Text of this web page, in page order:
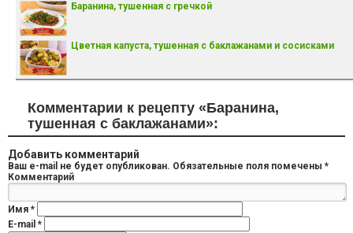
Баранина, тушенная с гречкой
Цветная капуста, тушенная с баклажанами и сосисками
Комментарии к рецепту «Баранина,
тушенная с баклажанами»:
Добавить комментарий
Ваш e-mail не будет опубликован. Обязательные поля помечены *
Комментарий
Имя *
E-mail *